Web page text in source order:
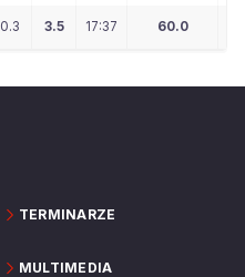
0.3 3.5 17:37 60.0
TERMINARZE
MULTIMEDIA